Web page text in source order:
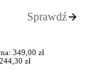
Sprawdź
349,00 zł
zł